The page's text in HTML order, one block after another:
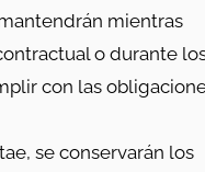
mientras
o durante
con las
se conservarán los